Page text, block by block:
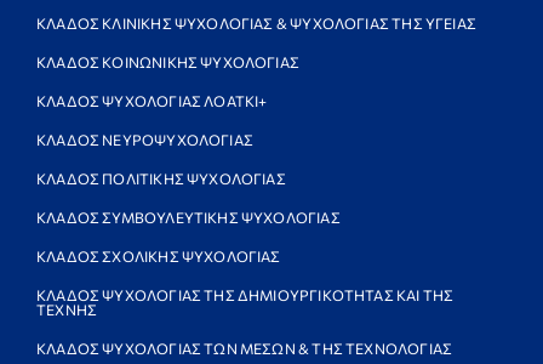
ΚΛΑΔΟΣ ΚΛΙΝΙΚΗΣ ΨΥΧΟΛΟΓΙΑΣ & ΨΥΧΟΛΟΓΙΑΣ ΤΗΣ ΥΓΕΙΑΣ
ΚΛΑΔΟΣ ΚΟΙΝΩΝΙΚΗΣ ΨΥΧΟΛΟΓΙΑΣ
ΚΛΑΔΟΣ ΨΥΧΟΛΟΓΙΑΣ ΛΟΑΤΚΙ+
ΚΛΑΔΟΣ ΝΕΥΡΟΨΥΧΟΛΟΓΙΑΣ
ΚΛΑΔΟΣ ΠΟΛΙΤΙΚΗΣ ΨΥΧΟΛΟΓΙΑΣ
ΚΛΑΔΟΣ ΣΥΜΒΟΥΛΕΥΤΙΚΗΣ ΨΥΧΟΛΟΓΙΑΣ
ΚΛΑΔΟΣ ΣΧΟΛΙΚΗΣ ΨΥΧΟΛΟΓΙΑΣ
ΚΛΑΔΟΣ ΨΥΧΟΛΟΓΙΑΣ ΤΗΣ ΔΗΜΙΟΥΡΓΙΚΟΤΗΤΑΣ ΚΑΙ ΤΗΣ
ΤΕΧΝΗΣ
ΚΛΑΔΟΣ ΨΥΧΟΛΟΓΙΑΣ ΤΩΝ ΜΕΣΩΝ & ΤΗΣ ΤΕΧΝΟΛΟΓΙΑΣ